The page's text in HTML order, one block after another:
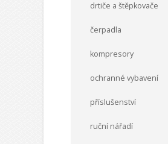
drtiče a štěpkovače
čerpadla
kompresory
ochranné vybavení
příslušenství
ruční nářadí